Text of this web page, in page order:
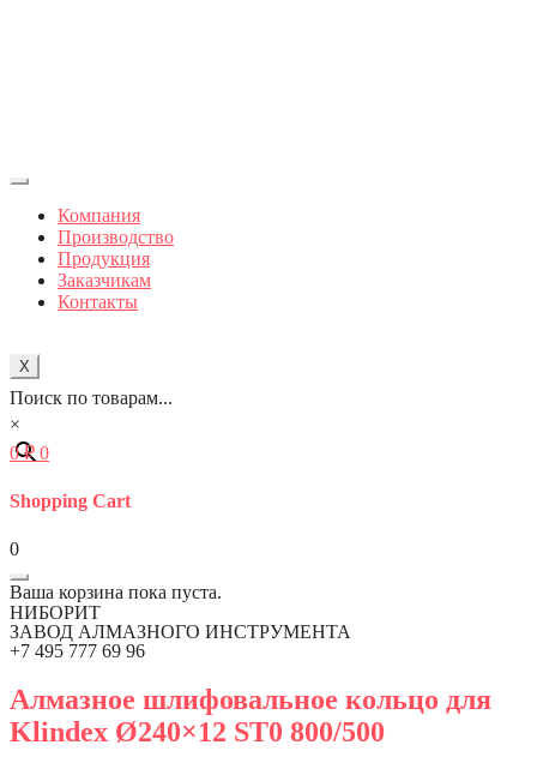
Компания
Производство
Продукция
Заказчикам
Контакты
X
Поиск по товарам...
×
0₽ 0
Shopping Cart
0
Ваша корзина пока пуста.
НИБОРИТ
ЗАВОД АЛМАЗНОГО ИНСТРУМЕНТА
+7 495 777 69 96
Алмазное шлифовальное кольцо для
Klindex Ø240×12 ST0 800/500